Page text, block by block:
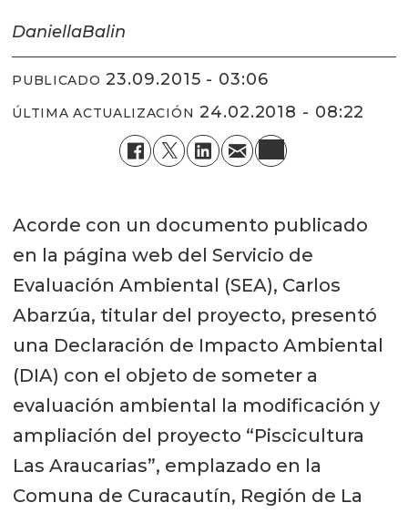
DaniellaBalin
PUBLICADO 23.09.2015 - 03:06
ÚLTIMA ACTUALIZACIÓN 24.02.2018 - 08:22
Acorde con un documento publicado
en la página web del Servicio de
Evaluación Ambiental (SEA), Carlos
Abarzúa, titular del proyecto, presentó
una Declaración de Impacto Ambiental
(DIA) con el objeto de someter a
evaluación ambiental la modificación y
ampliación del proyecto “Piscicultura
Las Araucarias”, emplazado en la
Comuna de Curacautín, Región de La